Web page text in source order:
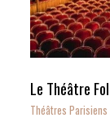
Le Théâtre
Théâtres Parisiens